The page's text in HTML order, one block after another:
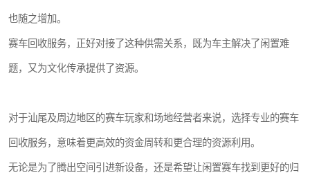
也随之增加。
赛车回收服务，正好对接了这种供需关系，既为车主解决了闲置难
题，又为文化传承提供了资源。
对于汕尾及周边地区的赛车玩家和场地经营者来说，选择专业的赛车
回收服务，意味着更高效的资金周转和更合理的资源利用。
无论是为了腾出空间引进新设备，还是希望让闲置赛车找到更好的归